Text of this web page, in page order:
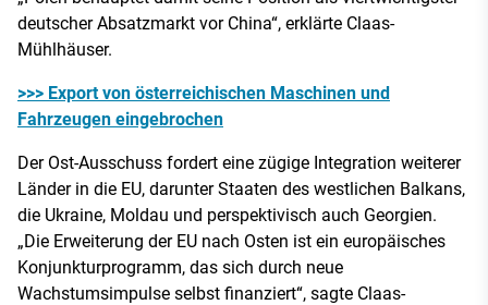
deutscher Absatzmarkt vor China“, erklärte Claas-
Mühlhäuser.
>>> Export von österreichischen Maschinen und
Fahrzeugen eingebrochen
Der Ost-Ausschuss fordert eine zügige Integration weiterer
Länder in die EU, darunter Staaten des westlichen Balkans,
die Ukraine, Moldau und perspektivisch auch Georgien.
„Die Erweiterung der EU nach Osten ist ein europäisches
Konjunkturprogramm, das sich durch neue
Wachstumsimpulse selbst finanziert“, sagte Claas-